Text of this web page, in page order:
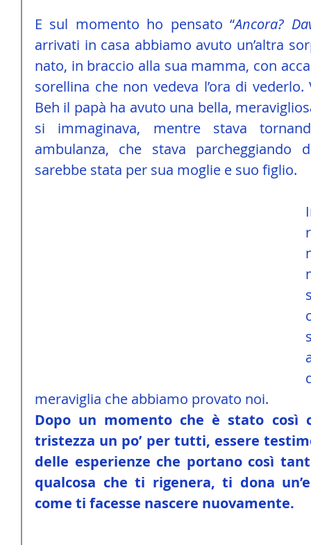
E sul momento ho pensato “Ancora?
arrivati in casa abbiamo avuto un’altra
nato, in braccio alla sua mamma, con
sorellina che non vedeva l’ora di vederlo.
Beh il papà ha avuto una bella,
si immaginava, mentre stava
ambulanza, che stava parcheggiando
sarebbe stata per sua moglie e suo figlio.
meraviglia che abbiamo provato noi.
Dopo un momento che è stato così
tristezza un po’ per tutti, essere
delle esperienze che portano così
qualcosa che ti rigenera, ti dona
come ti facesse nascere nuovamente.